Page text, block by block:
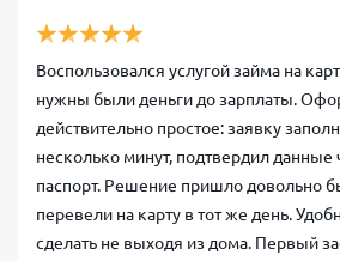
Воспользовался услугой займа на
нужны были деньги до зарплаты.
действительно простое: заявку
несколько минут, подтвердил данные
паспорт. Решение пришло довольно
перевели на карту в тот же день.
сделать не выходя из дома. Первый